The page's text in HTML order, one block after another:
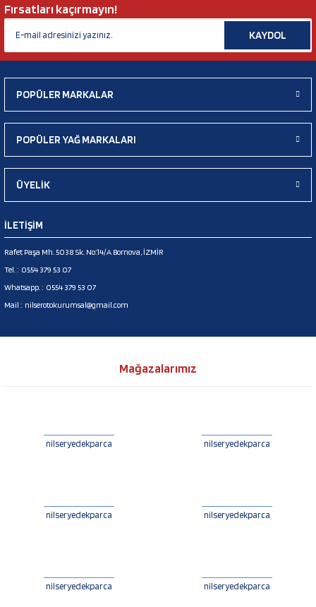
Fırsatları kaçırmayın!
KAYDOL
POPÜLER MARKALAR
POPÜLER YAĞ MARKALARI
ÜYELİK
İLETİŞİM
Rafet Paşa Mh. 5038 Sk. No:14/A Bornova, İZMİR
Tel. : 0554 379 53 07
Whatsapp. : 0554 379 53 07
Mail : nilserotokurumsal@gmail.com
Mağazalarımız
nilseryedekparca nilseryedekparca
nilseryedekparca nilseryedekparca
nilseryedekparca nilseryedekparca